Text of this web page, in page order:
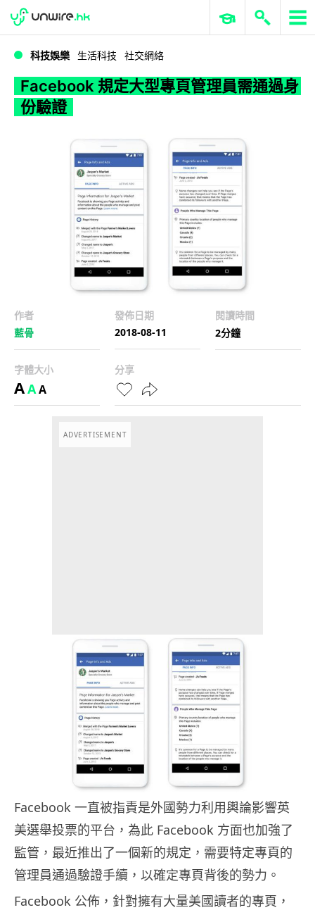
WWDC 2026 ERP 與商業 AI
科技娛樂 生活科技 社交網絡
Facebook 規定大型專頁管理員需通過身
份驗證
作者
藍骨
發佈日期
2018-08-11
閱讀時間
2分鐘
字體大小
AAA
分享
ADVERTISEMENT
Facebook 一直被指責是外國勢力利用輿論影響英
美選舉投票的平台，為此 Facebook 方面也加強了
監管，最近推出了一個新的規定，需要特定專頁的
管理員通過驗證手續，以確定專頁背後的勢力。
Facebook 公佈，針對擁有大量美國讀者的專頁，